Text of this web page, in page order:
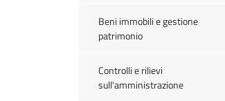
Beni immobili e gestione
patrimonio
Controlli e rilievi
sull'amministrazione